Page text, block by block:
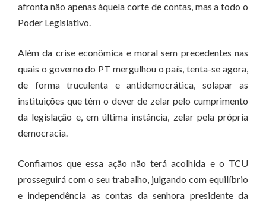
afronta não apenas àquela corte de contas, mas a todo o
Poder Legislativo.
Além da crise econômica e moral sem precedentes nas
quais o governo do PT mergulhou o país, tenta-se agora,
de forma truculenta e antidemocrática, solapar as
instituições que têm o dever de zelar pelo cumprimento
da legislação e, em última instância, zelar pela própria
democracia.
Confiamos que essa ação não terá acolhida e o TCU
prosseguirá com o seu trabalho, julgando com equilíbrio
e independência as contas da senhora presidente da